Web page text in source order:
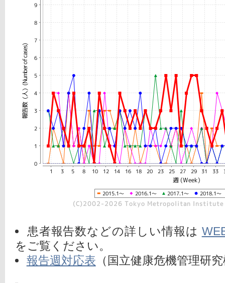
患者報告数などの詳しい情報は
をご覧ください。
報告週対応表 （国立健康危機管理研